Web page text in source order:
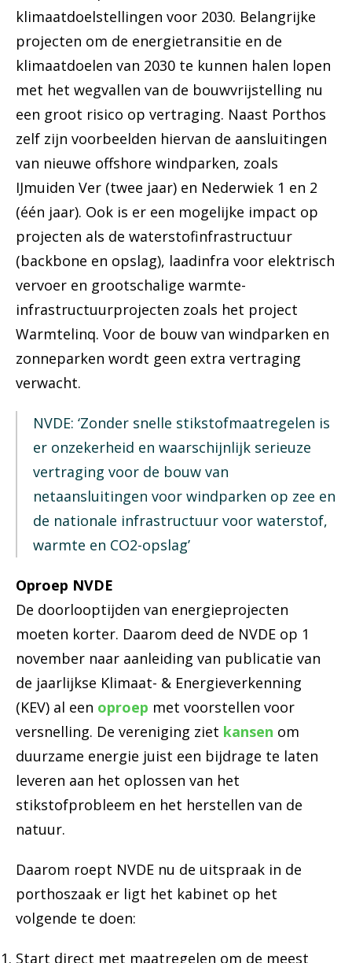
klimaatdoelstellingen voor 2030. Belangrijke
projecten om de energietransitie en de
klimaatdoelen van 2030 te kunnen halen lopen
met het wegvallen van de bouwvrijstelling nu
een groot risico op vertraging. Naast Porthos
zelf zijn voorbeelden hiervan de aansluitingen
van nieuwe offshore windparken, zoals
IJmuiden Ver (twee jaar) en Nederwiek 1 en 2
(één jaar). Ook is er een mogelijke impact op
projecten als de waterstofinfrastructuur
(backbone en opslag), laadinfra voor elektrisch
vervoer en grootschalige warmte-
infrastructuurprojecten zoals het project
Warmtelinq. Voor de bouw van windparken en
zonneparken wordt geen extra vertraging
verwacht.
NVDE: ‘Zonder snelle stikstofmaatregelen is
er onzekerheid en waarschijnlijk serieuze
vertraging voor de bouw van
netaansluitingen voor windparken op zee en
de nationale infrastructuur voor waterstof,
warmte en CO2-opslag’
Oproep NVDE
De doorlooptijden van energieprojecten
moeten korter. Daarom deed de NVDE op 1
november naar aanleiding van publicatie van
de jaarlijkse Klimaat- & Energieverkenning
(KEV) al een oproep met voorstellen voor
versnelling. De vereniging ziet kansen om
duurzame energie juist een bijdrage te laten
leveren aan het oplossen van het
stikstofprobleem en het herstellen van de
natuur.
Daarom roept NVDE nu de uitspraak in de
porthoszaak er ligt het kabinet op het
volgende te doen:
Start direct met maatregelen om de meest